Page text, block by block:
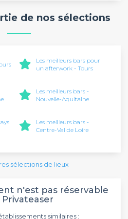
de nos sélections
Les meilleurs bars pour
un afterwork - Tours
Les meilleurs bars -
Nouvelle-Aquitaine
Les meilleurs bars -
Centre-Val de Loire
sélections de lieux
n'est pas réservable
Privateaser
similaires :